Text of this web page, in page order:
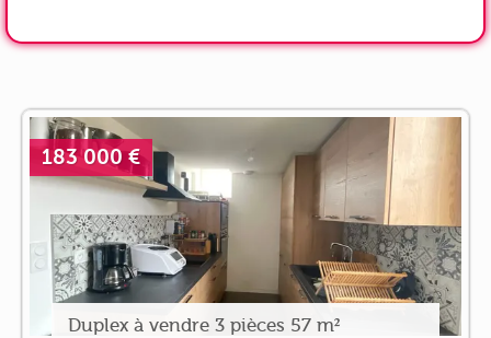
183 000 €
Duplex à vendre 3 pièces 57 m²